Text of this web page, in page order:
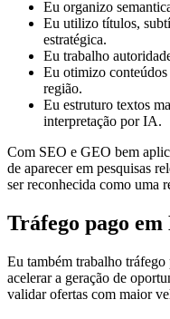
Eu organizo
Eu utilizo títulos,
estratégica.
Eu trabalho
Eu otimizo
região.
Eu estruturo textos
interpretação por IA.
Com SEO e GEO bem
de aparecer em pesquisas
ser reconhecida como uma
Tráfego pago
Eu também trabalho tráfego
acelerar a geração de
validar ofertas com maior